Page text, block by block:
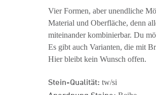
Vier Formen, aber unendliche
Material und Oberfläche, denn
miteinander kombinierbar. Du
Es gibt auch Varianten, die mit
Hier bleibt kein Wunsch offen.
Stein-Qualität: tw/si